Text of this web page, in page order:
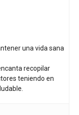
una vida sana
recopilar
teniendo en